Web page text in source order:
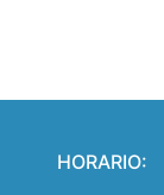
HORARIO: